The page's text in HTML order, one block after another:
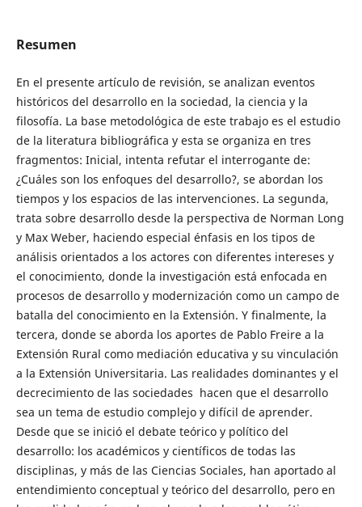
Resumen
En el presente artículo de revisión, se analizan eventos
históricos del desarrollo en la sociedad, la ciencia y la
filosofía. La base metodológica de este trabajo es el estudio
de la literatura bibliográfica y esta se organiza en tres
fragmentos: Inicial, intenta refutar el interrogante de:
¿Cuáles son los enfoques del desarrollo?, se abordan los
tiempos y los espacios de las intervenciones. La segunda,
trata sobre desarrollo desde la perspectiva de Norman Long
y Max Weber, haciendo especial énfasis en los tipos de
análisis orientados a los actores con diferentes intereses y
el conocimiento, donde la investigación está enfocada en
procesos de desarrollo y modernización como un campo de
batalla del conocimiento en la Extensión. Y finalmente, la
tercera, donde se aborda los aportes de Pablo Freire a la
Extensión Rural como mediación educativa y su vinculación
a la Extensión Universitaria. Las realidades dominantes y el
decrecimiento de las sociedades hacen que el desarrollo
sea un tema de estudio complejo y difícil de aprender.
Desde que se inició el debate teórico y político del
desarrollo: los académicos y científicos de todas las
disciplinas, y más de las Ciencias Sociales, han aportado al
entendimiento conceptual y teórico del desarrollo, pero en